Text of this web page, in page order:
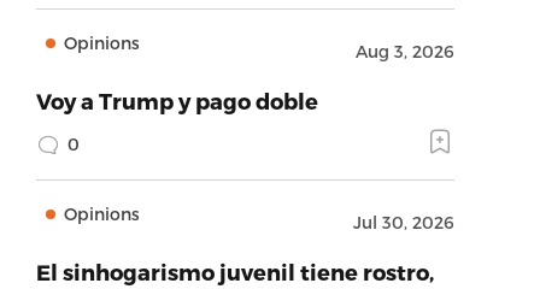
Opinions Aug 3, 2026
Voy a Trump y pago doble
0
Opinions Jul 30, 2026
El sinhogarismo juvenil tiene rostro,